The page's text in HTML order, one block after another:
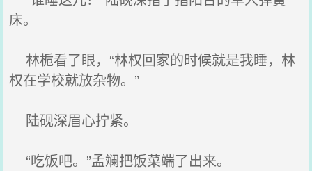
床。
林栀看了眼，“林权回家的时候就是我睡，林
权在学校就放杂物。”
陆砚深眉心拧紧。
“吃饭吧。”孟斓把饭菜端了出来。